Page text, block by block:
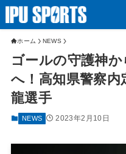
ホーム NEWS
ゴールの守護神
へ！高知県警察
龍選手
NEWS 2023年2月10日